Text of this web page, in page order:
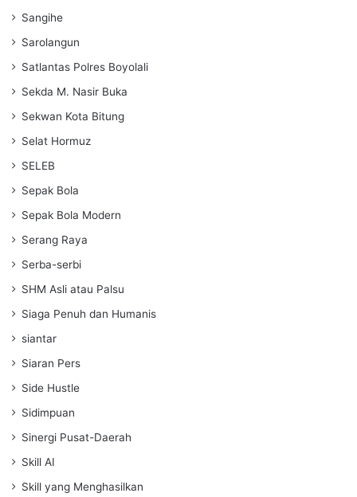
Sangihe
Sarolangun
Satlantas Polres Boyolali
Sekda M. Nasir Buka
Sekwan Kota Bitung
Selat Hormuz
SELEB
Sepak Bola
Sepak Bola Modern
Serang Raya
Serba-serbi
SHM Asli atau Palsu
Siaga Penuh dan Humanis
siantar
Siaran Pers
Side Hustle
Sidimpuan
Sinergi Pusat-Daerah
Skill AI
Skill yang Menghasilkan